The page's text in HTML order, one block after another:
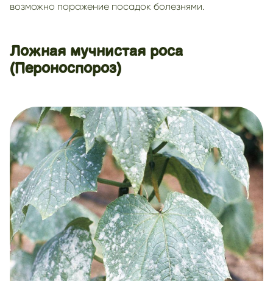
возможно поражение посадок болезнями.
Ложная мучнистая роса
(Пероноспороз)